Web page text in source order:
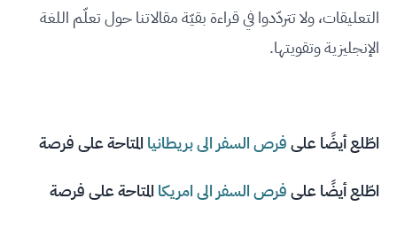
التعليقات، ولا تتردّدوا في قراءة بقيّة مقالاتنا حول تعلّم اللغة
الإنجليزية وتقويتها.
اطّلع أيضًا علىفرص السفر الى بريطانيا المتاحة على فرصة
اطّلع أيضًا علىفرص السفر الى امريكا المتاحة على فرصة